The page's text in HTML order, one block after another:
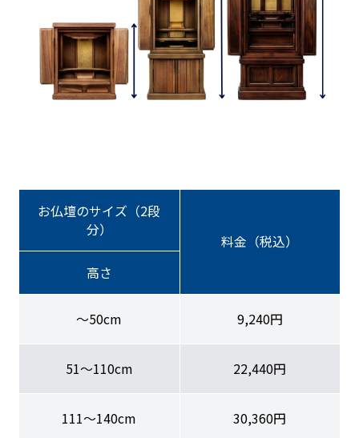
お仏壇のサイズ（2段
分）
料金（税込）
高さ
〜50cm 9,240円
51〜110cm 22,440円
111〜140cm 30,360円